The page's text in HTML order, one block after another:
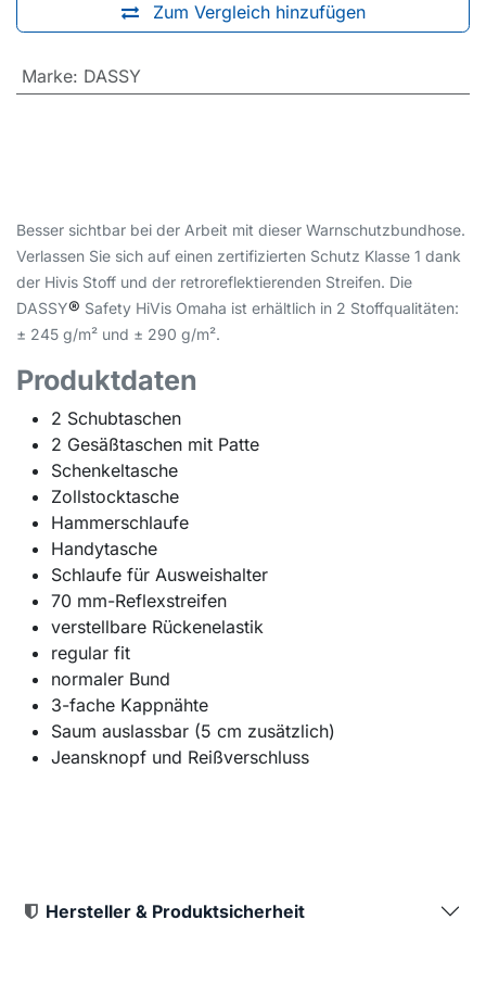
Zum Vergleich hinzufügen
Marke: DASSY
Besser sichtbar bei der Arbeit mit dieser Warnschutzbundhose.
Verlassen Sie sich auf einen zertifizierten Schutz Klasse 1 dank
der Hivis Stoff und der retroreflektierenden Streifen. Die
DASSY® Safety HiVis Omaha ist erhältlich in 2 Stoffqualitäten:
± 245 g/m² und ± 290 g/m².
Produktdaten
2 Schubtaschen
2 Gesäßtaschen mit Patte
Schenkeltasche
Zollstocktasche
Hammerschlaufe
Handytasche
Schlaufe für Ausweishalter
70 mm-Reflexstreifen
verstellbare Rückenelastik
regular fit
normaler Bund
3-fache Kappnähte
Saum auslassbar (5 cm zusätzlich)
Jeansknopf und Reißverschluss
Hersteller & Produktsicherheit